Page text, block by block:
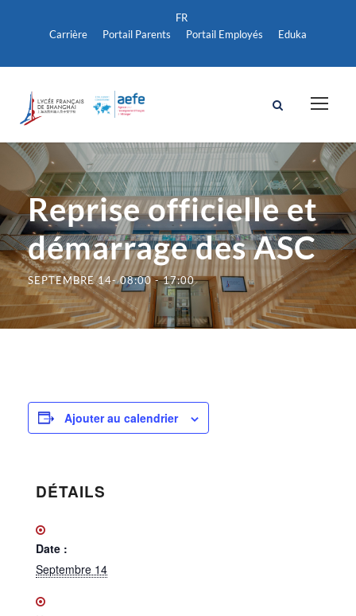
Carrière Portail Parents Portail Employés Eduka
Reprise officielle et
démarrage des ASC
SEPTEMBRE 14- 08:00-17:00
Ajouter au calendrier
DÉTAILS
Date :
Septembre 14